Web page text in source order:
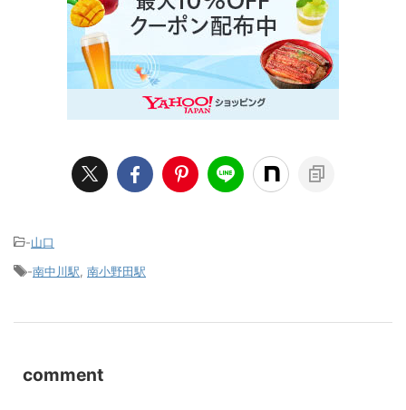
-山口
-南中川駅 南小野田駅
comment